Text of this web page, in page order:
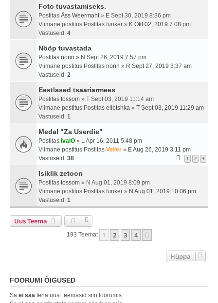
Foto tuvastamiseks.
Postitas Äss Weermaht» E Sept 30, 2019 8:36 pm
Viimane postitus Postitas funker » K Okt 02, 2019 7:08 pm
Vastuseid: 4
Nööp tuvastada
Postitas nonn » N Sept 26, 2019 7:57 pm
Viimane postitus Postitas nonn » R Sept 27, 2019 3:37 am
Vastuseid: 2
Eestlased tsaariarmees
Postitas tossom » T Sept 03, 2019 11:14 am
Viimane postitus Postitas ellotshka » T Sept 03, 2019 11:29 am
Vastuseid: 1
Medal "Za Userdie"
Postitas ivalO » L Apr 16, 2011 5:48 pm
Viimane postitus Postitas Veiler » E Aug 26, 2019 3:11 pm
Vastuseid: 38 1 2 3
Isiklik zetoon
Postitas tossom » N Aug 01, 2019 8:09 pm
Viimane postitus Postitas funker » N Aug 01, 2019 10:06 pm
Vastuseid: 1
Uus Teema
193 Teemat 1 2 3 4
Hüppa
FOORUMI ÕIGUSED
Sa ei saa teha uusi teemasid siin foorumis